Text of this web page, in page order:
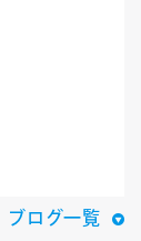
ブログ一覧